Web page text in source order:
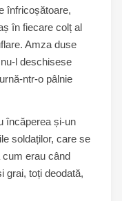
înfricoșătoare,
în fiecare colț al
Amza duse
l deschisese
ntr-o pâlnie
încăperea și-un
soldaților, care se
cum erau când
grai, toți deodată,